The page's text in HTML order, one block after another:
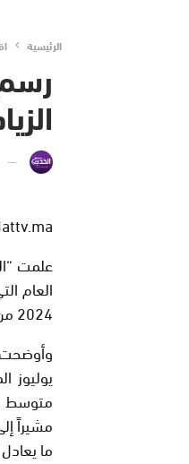
الرئيسية
علمت
2024 من الحوار الاجتماعي.
وأوضحت
ما يعادل 50 في المئة.